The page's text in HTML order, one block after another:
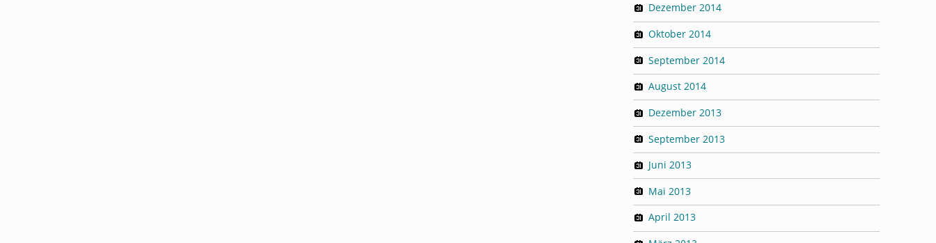
Dezember 2014
Oktober 2014
September 2014
August 2014
Dezember 2013
September 2013
Juni 2013
Mai 2013
April 2013